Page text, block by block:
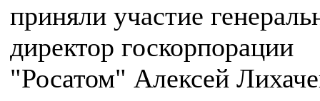
приняли участие
директор госкорпорации
"Росатом" Алексей